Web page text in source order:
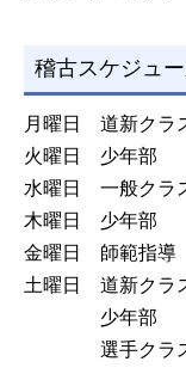
稽古スケジュ
月曜日 道新クラ
火曜日 少年部
水曜日 一般クラ
木曜日 少年部
金曜日 師範指
土曜日 道新クラ
少年部 13
選手クラス